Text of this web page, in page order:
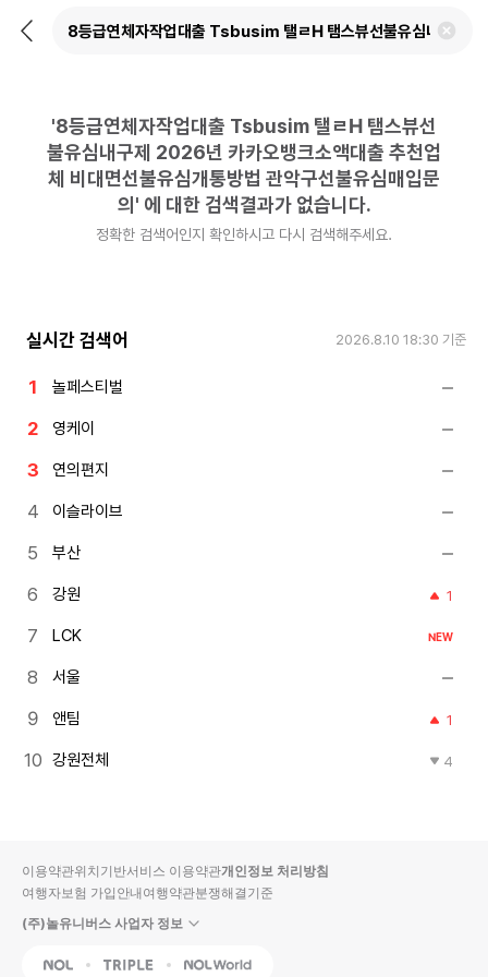
뒤
검
'8등급연체자작업대출 Tsbusim 탤ㄹH 탬스뷰선
불유심내구제 2026년 카카오뱅크소액대출 추천업
체 비대면선불유심개통방법 관악구선불유심매입문
의 ' 에 대한 검색결과가 없습니다.
정확한 검색어인지 확인하시고 다시 검색해주세요.
실시간 검색어 2026.8.10 18:30 기준
놀페스티벌
영케이
연의편지
이슬라이브
부산
강원 1
LCK NEW
서울
앤팀 1
강원전체 4
이용약관위치기반서비스 이용약관개인정보 처리방침
여행자보험 가입안내여행약관분쟁해결기준
(주)놀유니버스 사업자 정보
NOL Triple Interpark Global